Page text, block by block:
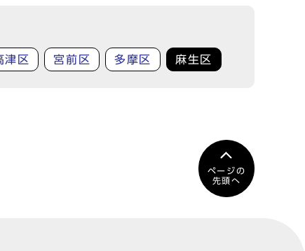
津区 宮前区 多摩区 麻生区
ページの
先頭へ